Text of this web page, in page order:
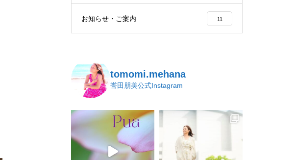
お知らせ・ご案内 11
tomomi.mehana
誉田朋美公式Instagram